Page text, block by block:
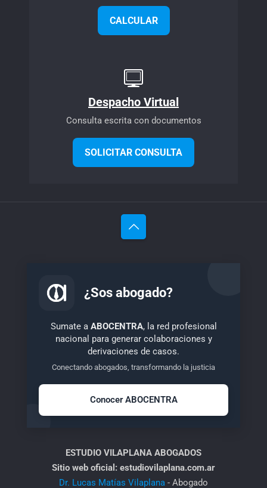
CALCULAR
Despacho Virtual
Consulta escrita con documentos
SOLICITAR CONSULTA
¿Sos abogado?
Sumate a ABOCENTRA, la red profesional
nacional para generar colaboraciones y
derivaciones de casos.
Conectando abogados, transformando la justicia
Conocer ABOCENTRA
ESTUDIO VILAPLANA ABOGADOS
Sitio web oficial: estudiovilaplana.com.ar
Dr. Lucas Matías Vilaplana - Abogado